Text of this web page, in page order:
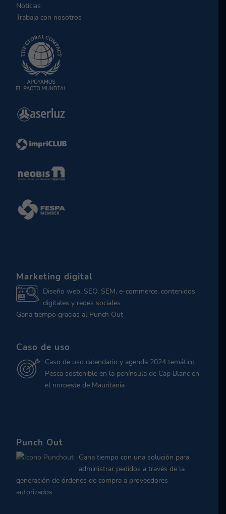
Noticias
Trabaja con nosotros
Marketing digital
Diseño web, SEO, SEM, e-commerce, contenidos
digitales y redes sociales
Gana tiempo gracias al Punch Out
Caso de uso
Caso de uso calendario y agenda 2024 temático
Pesca sostenible en la península de Cap Blanc en
el noroeste de Mauritania
Punch Out
Gana tiempo con una solución para
administrar pedidos a través de la
generación de órdenes de compra a proveedores
autorizados